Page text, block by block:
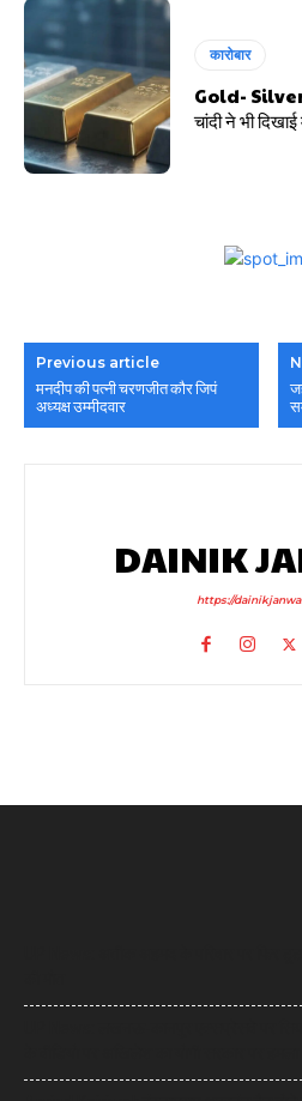
कारोबार
Gold- Silver
चांदी ने भी
Previous article
मनदीप की पत्नी चरणजीत कौर जिपं
अध्यक्ष उम्मीदवार
DAINIK
https://